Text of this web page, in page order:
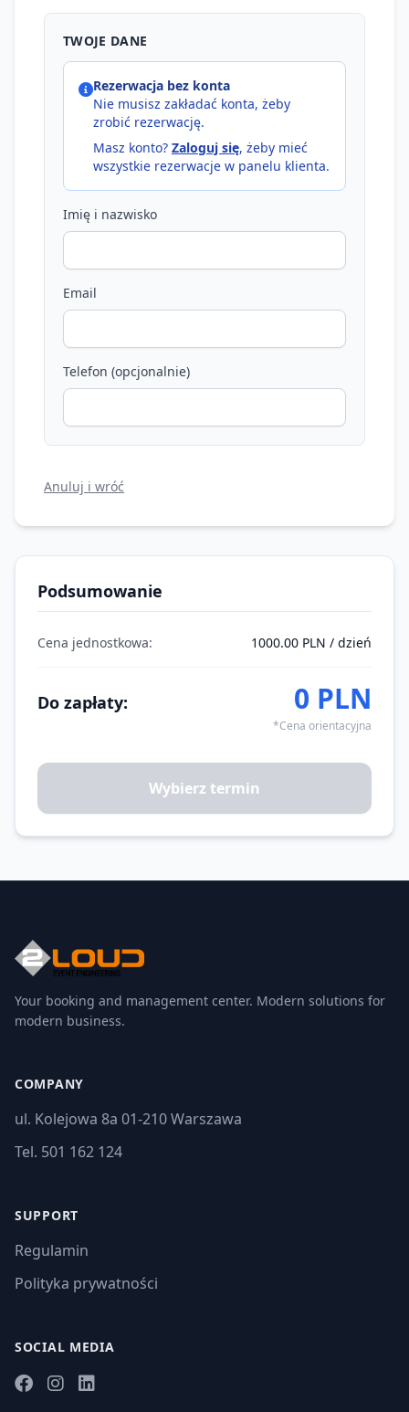
TWOJE DANE
Rezerwacja bez konta
Nie musisz zakładać konta, żeby
zrobić rezerwację.
Masz konto? Zaloguj się, żeby mieć
wszystkie rezerwacje w panelu klienta.
Imię i nazwisko
Email
Telefon (opcjonalnie)
Anuluj i wróć
Podsumowanie
Cena jednostkowa: 1000.00 PLN / dzień
Do zapłaty: 0 PLN
*Cena orientacyjna
Wybierz termin
Your booking and management center. Modern solutions for
modern business.
COMPANY
ul. Kolejowa 8a 01-210 Warszawa
Tel. 501 162 124
SUPPORT
Regulamin
Polityka prywatności
SOCIAL MEDIA